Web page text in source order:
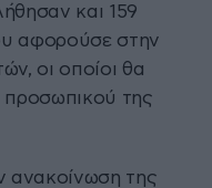
και 159
αφορούσε στην
οι οποίοι θα
της
ανακοίνωση της